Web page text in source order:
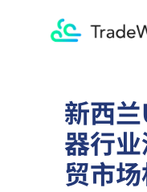
新西
器行
贸市